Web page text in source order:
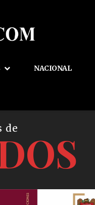
NACIONAL
de